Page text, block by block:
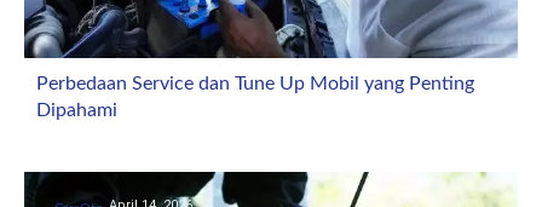
Perbedaan Service dan Tune Up Mobil yang Penting
Dipahami